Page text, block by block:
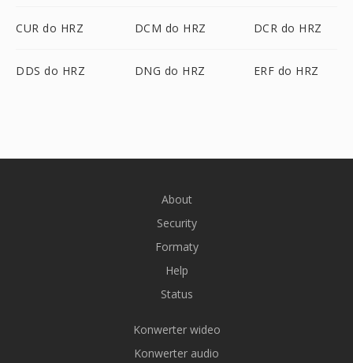
CUR do HRZ DCM do HRZ DCR do HRZ
DDS do HRZ DNG do HRZ ERF do HRZ
About
Security
Formaty
Help
Status
Konwerter wideo
Konwerter audio